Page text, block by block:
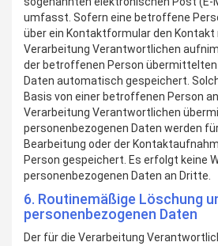
umfasst. Sofern eine betroffene
über ein Kontaktformular den
Verarbeitung Verantwortlichen
der betroffenen Person
Daten automatisch gespeichert.
Basis von einer betroffenen Person
Verarbeitung Verantwortlichen
personenbezogenen Daten werden
Bearbeitung oder der
Person gespeichert. Es erfolgt keine
personenbezogenen Daten an Dritte.
6. Routinemäßige Löschung
personenbezogenen Daten
Der für die Verarbeitung